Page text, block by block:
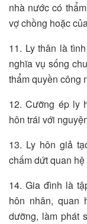
nhà nước có
vợ chồng hoặc
11. Ly thân là
nghĩa vụ sống
thẩm quyền công
12. Cưỡng ép ly
hôn trái với
13. Ly hôn giả
chấm dứt quan
14. Gia đình là
hôn nhân, quan
dưỡng, làm phát